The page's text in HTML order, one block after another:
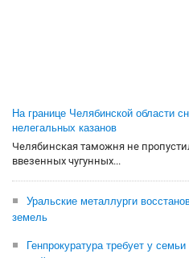
На границе Челябинской области
нелегальных казанов
Челябинская таможня не
ввезенных чугунных...
Уральские металлурги
земель
Генпрокуратура требует у